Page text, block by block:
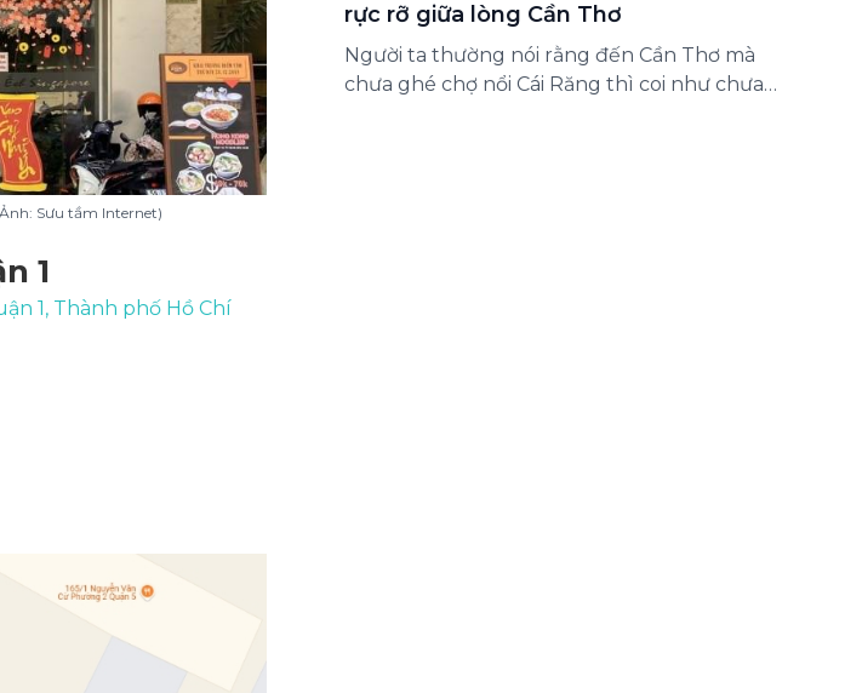
Sưu tầm Internet)
1
1, Thành phố Hồ Chí
rực rỡ giữa lòng Cần Thơ
Người ta thường nói rằng đến Cần Thơ mà
chưa ghé chợ nổi Cái Răng thì coi như chưa